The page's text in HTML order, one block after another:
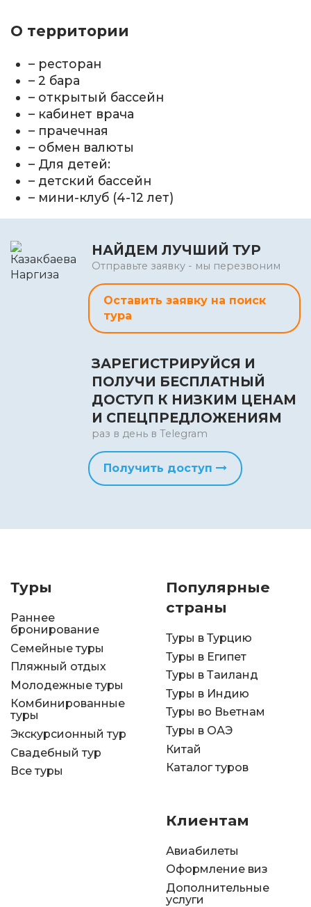
О территории
– ресторан
– 2 бара
– открытый бассейн
– кабинет врача
– прачечная
– обмен валюты
– Для детей:
– детский бассейн
– мини-клуб (4-12 лет)
НАЙДЕМ ЛУЧШИЙ ТУР
Отправьте заявку - мы перезвоним
Оставить заявку на поиск
тура
ЗАРЕГИСТРИРУЙСЯ И
ПОЛУЧИ БЕСПЛАТНЫЙ
ДОСТУП К НИЗКИМ ЦЕНАМ
И СПЕЦПРЕДЛОЖЕНИЯМ
раз в день в Telegram
Получить доступ
Туры
Раннее
бронирование
Семейные туры
Пляжный отдых
Молодежные туры
Комбинированные
туры
Экскурсионный тур
Свадебный тур
Все туры
Популярные
страны
Туры в Турцию
Туры в Египет
Туры в Таиланд
Туры в Индию
Туры во Вьетнам
Туры в ОАЭ
Китай
Каталог туров
Клиентам
Авиабилеты
Оформление виз
Дополнительные
услуги